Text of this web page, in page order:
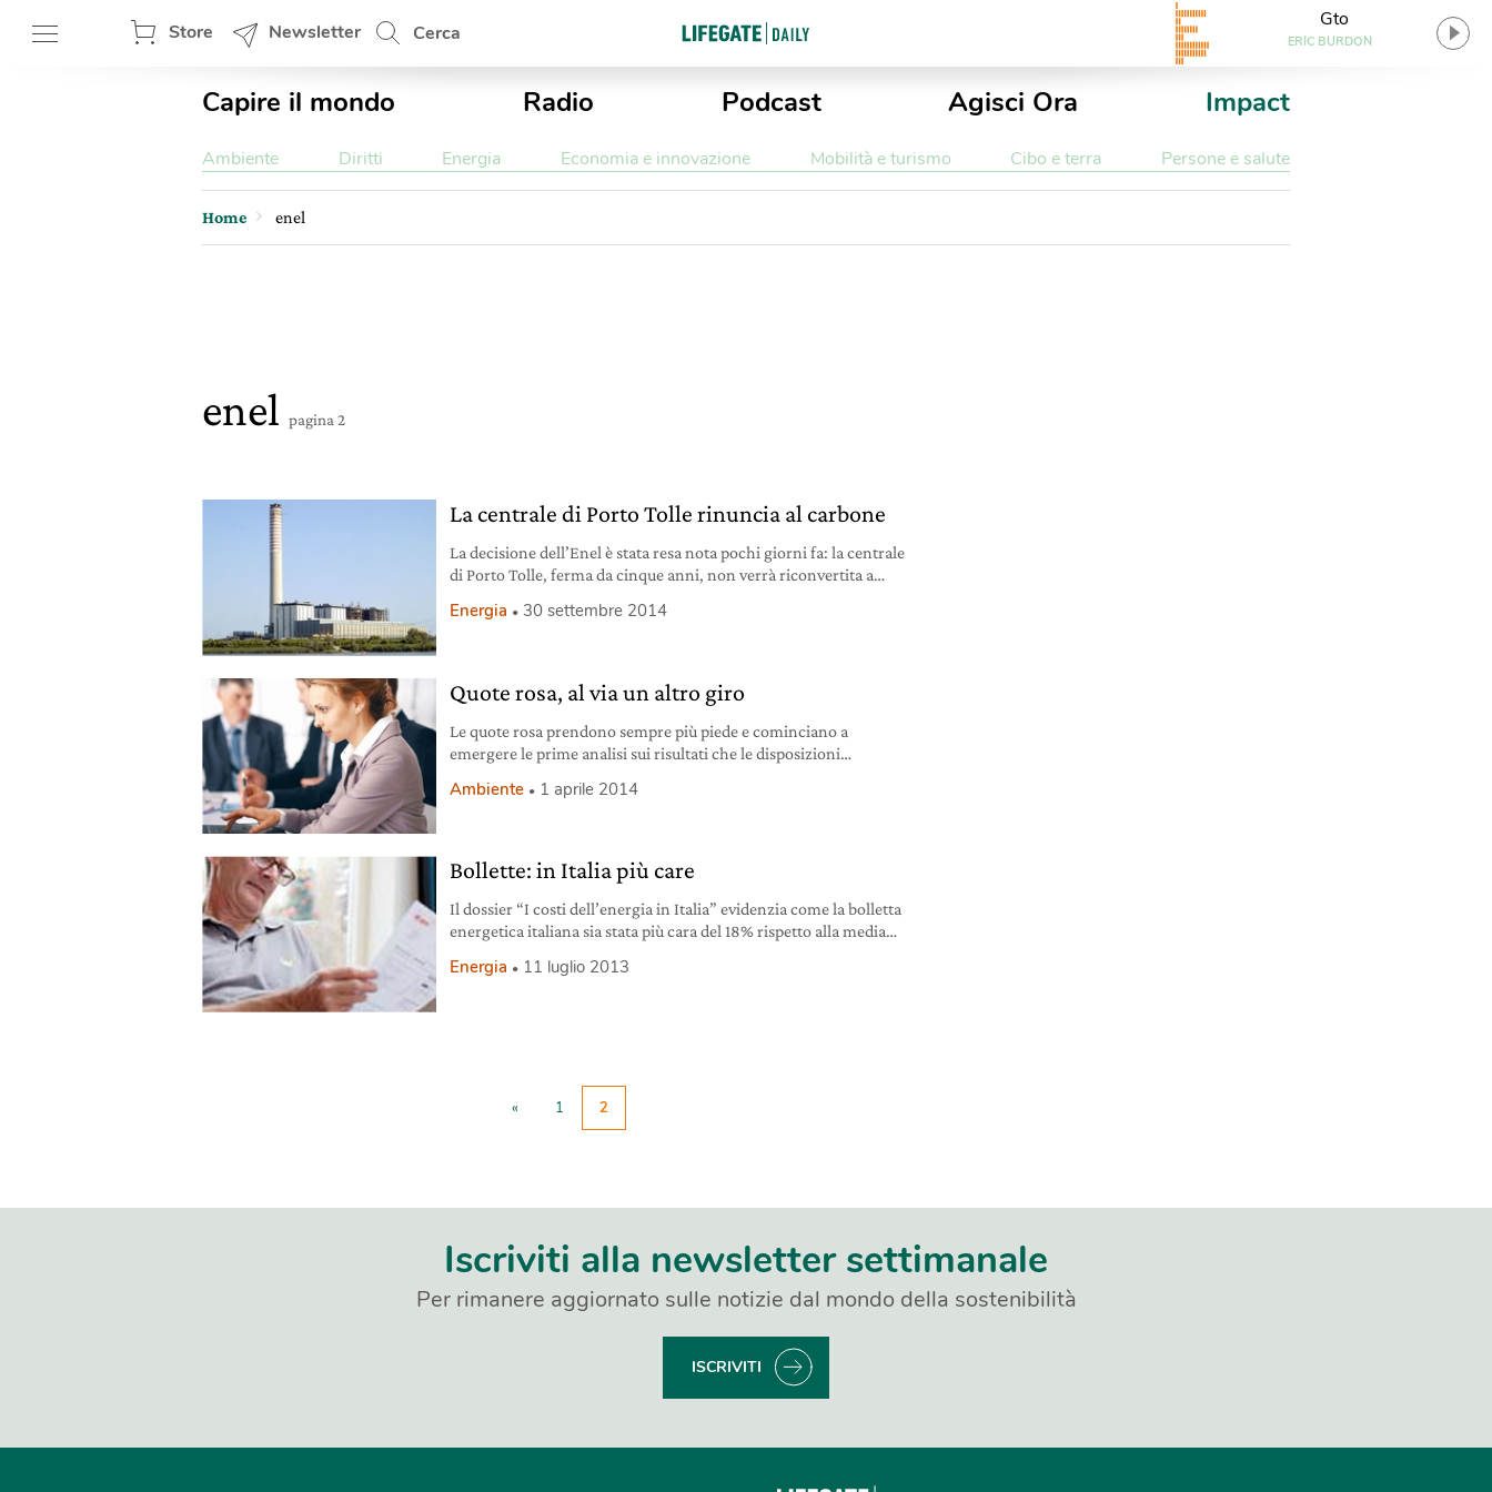
Store Newsletter Cerca
Gto
ERIC BURDON
Capire il mondo Radio Podcast Agisci Ora Impact
Ambiente Diritti Energia Economia e innovazione Mobilità e turismo Cibo e terra Persone e salute
Home enel
enel pagina 2
La centrale di Porto Tolle rinuncia al carbone
La decisione dell’Enel è stata resa nota pochi giorni fa: la centrale
di Porto Tolle, ferma da cinque anni, non verrà riconvertita a
“a fronte dell’evidente cambiamento del contesto energetico e
Energia 30 settembre 2014
Quote rosa, al via un altro giro
Le quote rosa prendono sempre più piede e cominciano a
emergere le prime analisi sui risultati che le disposizioni
primavera, altri 65 consigli di amministrazione e 73 collegi
Ambiente 1 aprile 2014
Bollette: in Italia più care
Il dossier “I costi dell’energia in Italia” evidenzia come la bolletta
energetica italiana sia stata più cara del 18% rispetto alla media
Energia 11 luglio 2013
« 1 2
Iscriviti alla newsletter settimanale
Per rimanere aggiornato sulle notizie dal mondo della sostenibilità
ISCRIVITI